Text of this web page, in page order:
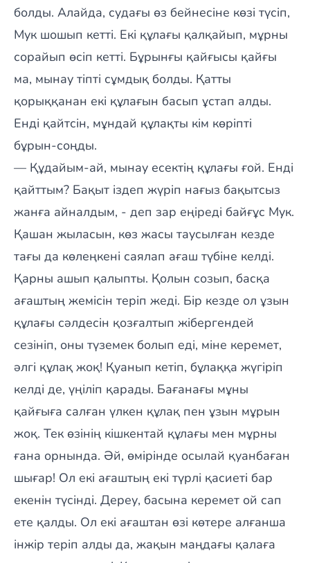
болды. Алайда, судағы өз бейнесіне көзі түсіп,
Мук шошып кетті. Екі құлағы қалқайып, мұрны
сорайып өсіп кетті. Бұрынғы қайғысы қайғы
ма, мынау тіпті сұмдық болды. Қатты
қорыққанан екі құлағын басып ұстап алды.
Енді қайтсін, мұндай құлақты кім көріпті
бұрын-соңды.
— Құдайым-ай, мынау есектің құлағы ғой. Енді
қайттым? Бақыт іздеп жүріп нағыз бақытсыз
жанға айналдым, - деп зар еңіреді байғұс Мук.
Қашан жыласын, көз жасы таусылған кезде
тағы да көлеңкені саялап ағаш түбіне келді.
Қарны ашып қалыпты. Қолын созып, басқа
ағаштың жемісін теріп жеді. Бір кезде ол ұзын
құлағы сәлдесін қозғалтып жібергендей
сезініп, оны түземек болып еді, міне керемет,
әлгі құлақ жоқ! Қуанып кетіп, бұлаққа жүгіріп
келді де, үңіліп қарады. Бағанағы мұны
қайғыға салған үлкен құлақ пен ұзын мұрын
жоқ. Тек өзінің кішкентай құлағы мен мұрны
ғана орнында. Әй, өмірінде осылай қуанбаған
шығар! Ол екі ағаштың екі түрлі қасиеті бар
екенін түсінді. Дереу, басына керемет ой сап
ете қалды. Ол екі ағаштан өзі көтере алғанша
інжір теріп алды да, жақын маңдағы қалаға